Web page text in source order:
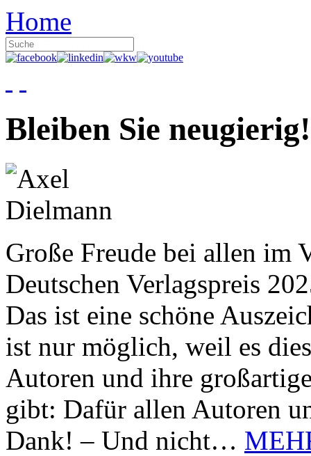
Home
Bleiben Sie neugierig!
Große Freude bei allen im
Deutschen Verlagspreis
Das ist eine schöne
ist nur möglich, weil es
Autoren und ihre
gibt: Dafür allen Autoren
Dank! – Und nicht…